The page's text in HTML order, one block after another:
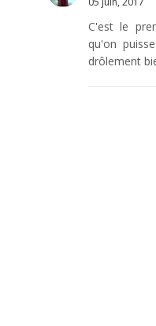
C'est le
qu'on
drôlement